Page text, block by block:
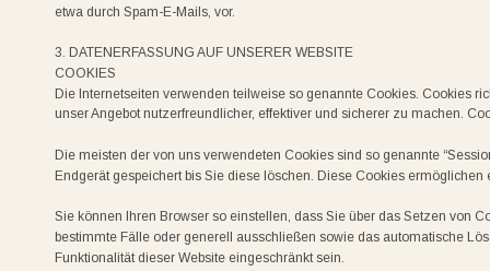
etwa durch Spam-E-Mails, vor.
3. DATENERFASSUNG AUF UNSERER WEBSITE
COOKIES
Die Internetseiten verwenden teilweise so genannte Cookies. Cookies
unser Angebot nutzerfreundlicher, effektiver und sicherer zu machen.
Die meisten der von uns verwendeten Cookies sind so genannte
Endgerät gespeichert bis Sie diese löschen. Diese Cookies
Sie können Ihren Browser so einstellen, dass Sie über das Setzen von
bestimmte Fälle oder generell ausschließen sowie das automatische
Funktionalität dieser Website eingeschränkt sein.